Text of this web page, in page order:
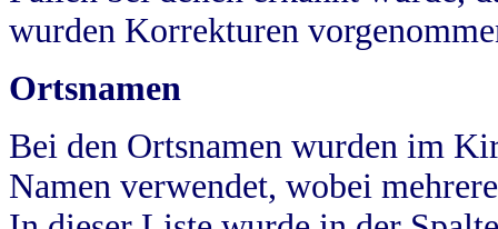
wurden Korrekturen
Ortsnamen
Bei den Ortsnamen wurden im
Namen verwendet, wobei